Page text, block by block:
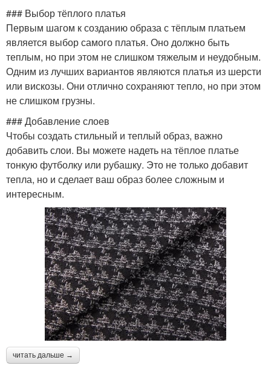
### Выбор тёплого платья
Первым шагом к созданию образа с тёплым платьем
является выбор самого платья. Оно должно быть
теплым, но при этом не слишком тяжелым и неудобным.
Одним из лучших вариантов являются платья из шерсти
или вискозы. Они отлично сохраняют тепло, но при этом
не слишком грузны.
### Добавление слоев
Чтобы создать стильный и теплый образ, важно
добавить слои. Вы можете надеть на тёплое платье
тонкую футболку или рубашку. Это не только добавит
тепла, но и сделает ваш образ более сложным и
интересным.
читать дальше →